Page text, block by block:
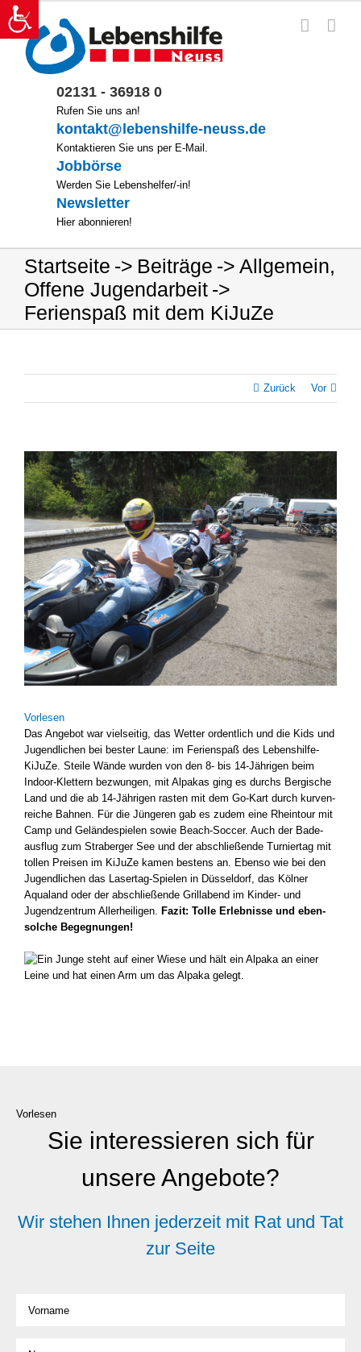
Zum
Inhalt
springen
02131 - 36918 0
Rufen Sie uns an!
kontakt@lebenshilfe-neuss.de
Kontaktieren Sie uns per E-Mail.
Jobbörse
Werden Sie Lebenshelfer/-in!
Newsletter
Hier abonnieren!
Startseite Beiträge Allgemein,
Offene Jugendarbeit
Ferienspaß mit dem KiJuZe
Zurück Vor
Zeige
grösseres
Bild
Vor­le­sen
Das Ange­bot war viel­sei­tig, das Wet­ter ordent­lich und die Kids und
Jugend­li­chen bei bes­ter Lau­ne: im Feri­en­spaß des Lebenshilfe-
KiJuZe. Stei­le Wän­de wur­den von den 8- bis 14-Jährigen beim
Indoor-Klettern bezwun­gen, mit Alpa­kas ging es durchs Ber­gi­sche
Land und die ab 14-Jährigen ras­ten mit dem Go-Kart durch kur­ven­
rei­che Bah­nen. Für die Jün­ge­ren gab es zudem eine Rhein­tour mit
Camp und Gelän­de­spie­len sowie Beach-Soccer. Auch der Bade­
aus­flug zum Stra­ber­ger See und der abschlie­ßen­de Tur­nier­tag mit
tol­len Prei­sen im KiJu­Ze kamen bes­tens an. Eben­so wie bei den
Jugend­li­chen das Lasertag-Spielen in Düs­sel­dorf, das Köl­ner
Aqua­land oder der abschlie­ßen­de Grill­abend im Kinder- und
Jugend­zen­trum Aller­hei­li­gen. Fazit: Tol­le Erleb­nis­se und eben­
sol­che Begeg­nun­gen!
Vorlesen
Sie interessieren sich für
unsere Angebote?
Wir stehen Ihnen jederzeit mit Rat und Tat
zur Seite